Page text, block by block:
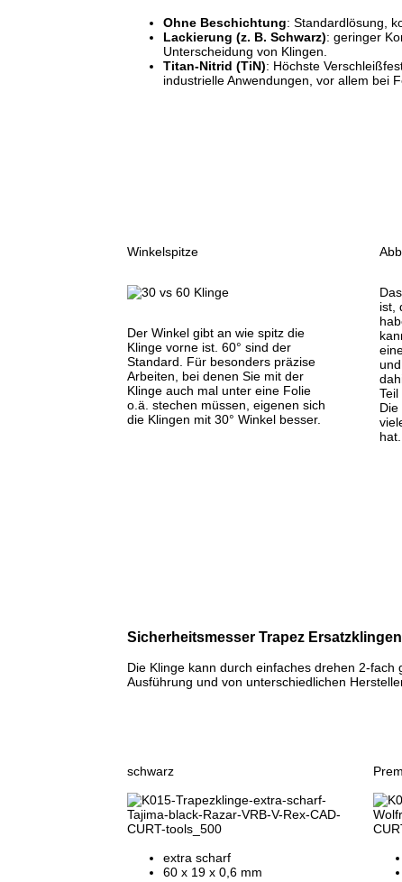
Ohne Beschichtung: Standardlösung,
Lackierung (z. B. Schwarz): geringer
Unterscheidung von Klingen.
Titan-Nitrid (TiN): Höchste
industrielle Anwendungen, vor allem bei
Winkelspitze
Der Winkel gibt an wie spitz die
Klinge vorne ist. 60° sind der
Standard. Für besonders präzise
Arbeiten, bei denen Sie mit der
Klinge auch mal unter eine Folie
o.ä. stechen müssen, eigenen sich
die Klingen mit 30° Winkel besser.
ist,
Teil
Die
hat.
Sicherheitsmesser Trapez Ersatzklingen
Die Klinge kann durch einfaches drehen 2-fach
Ausführung und von unterschiedlichen
schwarz
extra scharf
60 x 19 x 0,6 mm